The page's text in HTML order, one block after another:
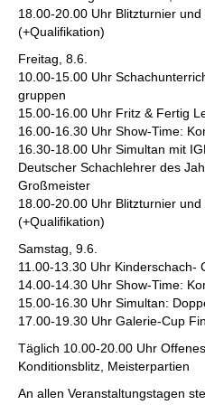
18.00-20.00 Uhr Blitzturnier
(+Qualifikation)
Freitag, 8.6.
10.00-15.00 Uhr
gruppen
15.00-16.00 Uhr Fritz & Fertig
16.00-16.30 Uhr Show-Time:
16.30-18.00 Uhr Simultan mit
Deutscher Schachlehrer des
Großmeister
18.00-20.00 Uhr Blitzturnier
(+Qualifikation)
Samstag, 9.6.
11.00-13.30 Uhr Kinderschach-
14.00-14.30 Uhr Show-Time:
15.00-16.30 Uhr Simultan:
17.00-19.30 Uhr Galerie-Cup
Täglich 10.00-20.00 Uhr
Konditionsblitz, Meisterpartien
An allen Veranstaltungstagen